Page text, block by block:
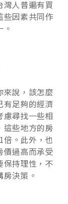
人普遍有買
些因素共同作
來說，該怎麼
有足夠的經濟
慮尋找一些相
這些地方的房
倍。此外，也
價過高而承受
保持理性，不
決策。